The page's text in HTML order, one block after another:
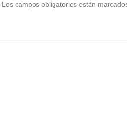
Los campos obligatorios están